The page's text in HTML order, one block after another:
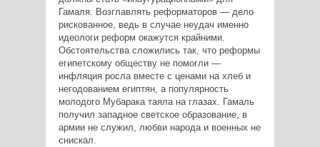
Гамаля. Возглавлять реформаторов — дело
рискованное, ведь в случае неудач именно
идеологи реформ окажутся крайними.
Обстоятельства сложились так, что реформы
египетскому обществу не помогли —
инфляция росла вместе с ценами на хлеб и
негодованием египтян, а популярность
молодого Мубарака таяла на глазах. Гамаль
получил западное светское образование, в
армии не служил, любви народа и военных не
снискал.